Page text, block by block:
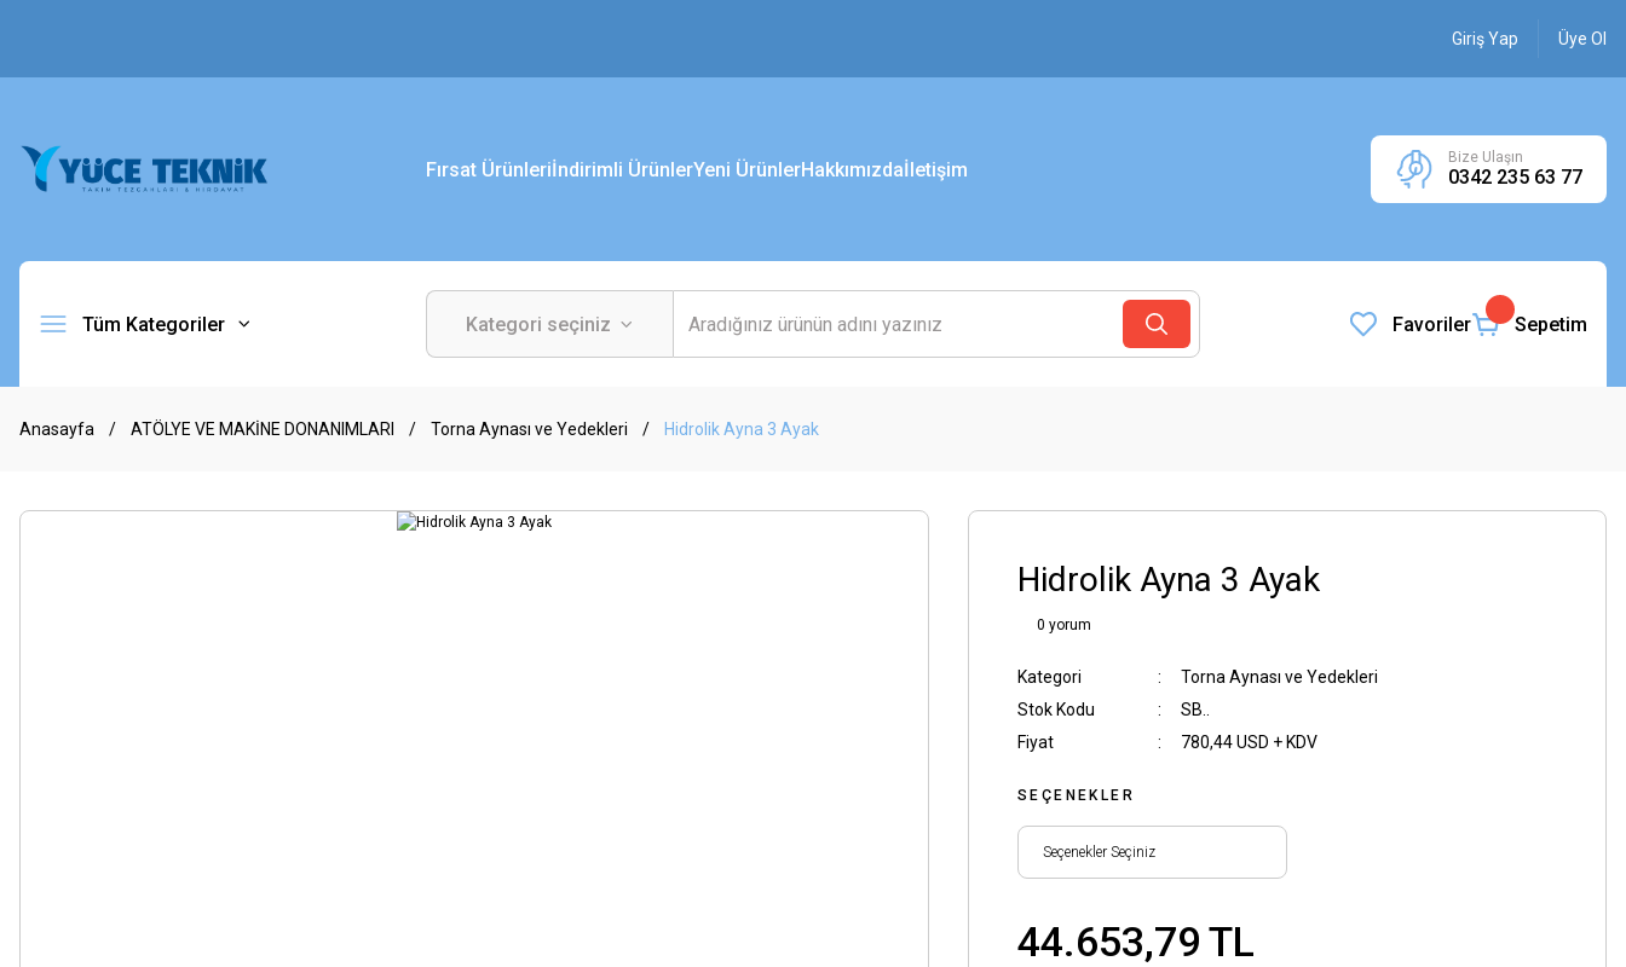
Giriş Yap Üye Ol
Fırsat Ürünleriİndirimli ÜrünlerYeni ÜrünlerHakkımızdaİletişim
Bize Ulaşın
0342 235 63 77
Tüm Kategoriler Favoriler Sepetim
Anasayfa ATÖLYE VE MAKİNE DONANIMLARI Torna Aynası ve Yedekleri Hidrolik Ayna 3 Ayak
Hidrolik Ayna 3 Ayak
0 yorum
Kategori
Torna Aynası ve Yedekleri
Stok Kodu
SB..
Fiyat
780,44 USD + KDV
SEÇENEKLER
44.653,79 TL